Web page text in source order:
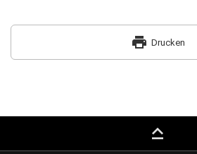
print Drucken
keyboard_capslock